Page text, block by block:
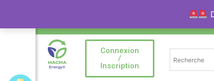
Bienvenue sur la Marketplace MAGMA
Connexion
/
Inscription